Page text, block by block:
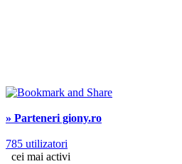
» Parteneri giony.ro
785 utilizatori
cei mai activi